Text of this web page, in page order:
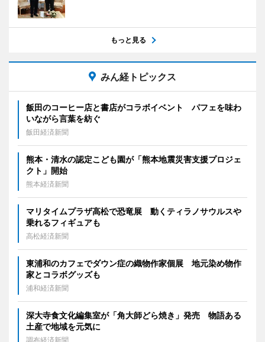
もっと見る
みん経トピックス
飯田のコーヒー店と書店がコラボイベント パフェを味わ
いながら言葉を紡ぐ
飯田経済新聞
熊本・清水の認定こども園が「熊本地震災害支援プロジェ
クト」開始
熊本経済新聞
マリタイムプラザ高松で恐竜展 動くティラノサウルスや
乗れるフィギュアも
高松経済新聞
東浦和のカフェでダウン症の織物作家個展 地元染め物作
家とコラボグッズも
浦和経済新聞
深大寺食文化編集室が「角大師どら焼き」発売 物語ある
土産で地域を元気に
調布経済新聞